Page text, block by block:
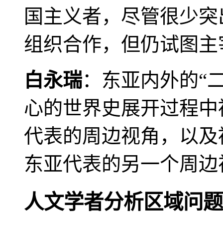
国主义者，尽管很少
组织合作，但仍试图
白永瑞：东亚内外的“
心的世界史展开过程
代表的周边视角，以
东亚代表的另一个周
人文学者分析区域问题